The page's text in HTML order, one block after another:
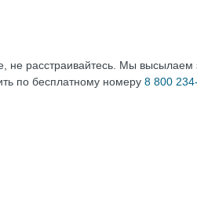
не расстраивайтесь. Мы
по бесплатному номеру 8 800